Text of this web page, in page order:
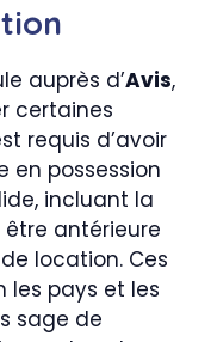
auprès d’Avis,
certaines
requis d’avoir
en possession
incluant la
antérieure
location. Ces
les pays et les
sage de